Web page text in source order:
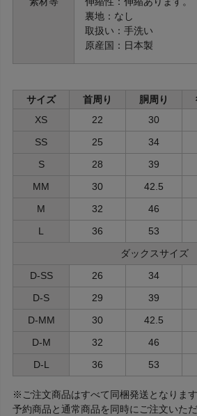
裏地：なし
取扱い：手洗い
原産国：日本製
サイズ 首周り 胴周り
XS
22 30
SS
25 34
S
28 39
MM
30 42.5
M
32 46
L
36 53
ダックスサイズ
D-SS
26 34
D-S
29 39
D-MM
30 42.5
D-M
32 46
D-L
36 53
※ご注文商品はすべて同梱発送となります
予約商品と通常商品を同時にご注文いた